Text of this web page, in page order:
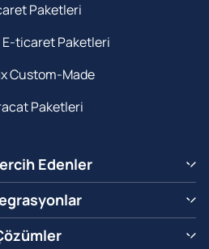
Paketleri
ticaret Paketleri
Custom-Made
Paketleri
Edenler